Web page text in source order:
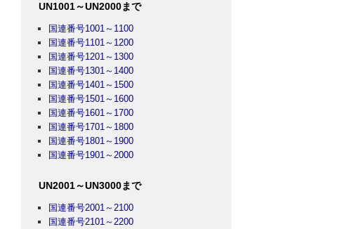
UN1001～UN2000まで
国連番号1001～1100
国連番号1101～1200
国連番号1201～1300
国連番号1301～1400
国連番号1401～1500
国連番号1501～1600
国連番号1601～1700
国連番号1701～1800
国連番号1801～1900
国連番号1901～2000
UN2001～UN3000まで
国連番号2001～2100
国連番号2101～2200